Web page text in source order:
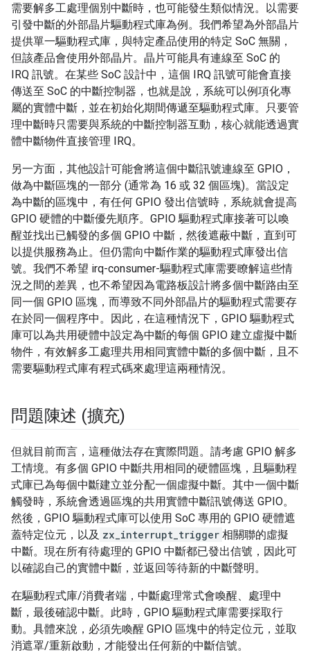
需要解多工處理個別中斷時，也可能發生類似情況。以需要
引發中斷的外部晶片驅動程式庫為例。我們希望為外部晶片
提供單一驅動程式庫，與特定產品使用的特定 SoC 無關，
但該產品會使用外部晶片。晶片可能具有連線至 SoC 的
IRQ 訊號。在某些 SoC 設計中，這個 IRQ 訊號可能會直接
傳送至 SoC 的中斷控制器，也就是說，系統可以例項化專
屬的實體中斷，並在初始化期間傳遞至驅動程式庫。只要管
理中斷時只需要與系統的中斷控制器互動，核心就能透過實
體中斷物件直接管理 IRQ。
另一方面，其他設計可能會將這個中斷訊號連線至 GPIO，
做為中斷區塊的一部分 (通常為 16 或 32 個區塊)。當設定
為中斷的區塊中，有任何 GPIO 發出信號時，系統就會提高
GPIO 硬體的中斷優先順序。GPIO 驅動程式庫接著可以喚
醒並找出已觸發的多個 GPIO 中斷，然後遮蔽中斷，直到可
以提供服務為止。但仍需向中斷作業的驅動程式庫發出信
號。我們不希望 irq-consumer-驅動程式庫需要瞭解這些情
況之間的差異，也不希望因為電路板設計將多個中斷路由至
同一個 GPIO 區塊，而導致不同外部晶片的驅動程式需要存
在於同一個程序中。因此，在這種情況下，GPIO 驅動程式
庫可以為共用硬體中設定為中斷的每個 GPIO 建立虛擬中斷
物件，有效解多工處理共用相同實體中斷的多個中斷，且不
需要驅動程式庫有程式碼來處理這兩種情況。
問題陳述 (擴充)
但就目前而言，這種做法存在實際問題。請考慮 GPIO 解多
工情境。有多個 GPIO 中斷共用相同的硬體區塊，且驅動程
式庫已為每個中斷建立並分配一個虛擬中斷。其中一個中斷
觸發時，系統會透過區塊的共用實體中斷訊號傳送 GPIO。
然後，GPIO 驅動程式庫可以使用 SoC 專用的 GPIO 硬體遮
蓋特定位元，以及 zx_interrupt_trigger 相關聯的虛擬
中斷。現在所有待處理的 GPIO 中斷都已發出信號，因此可
以確認自己的實體中斷，並返回等待新的中斷聲明。
在驅動程式庫/消費者端，中斷處理常式會喚醒、處理中
斷，最後確認中斷。此時，GPIO 驅動程式庫需要採取行
動。具體來說，必須先喚醒 GPIO 區塊中的特定位元，並取
消遮罩/重新啟動，才能發出任何新的中斷信號。